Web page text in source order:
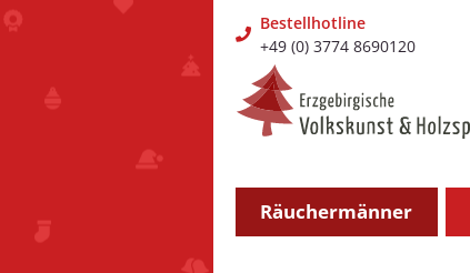
Bestellhotline
+49 (0) 3774 8690120
Räuchermänner